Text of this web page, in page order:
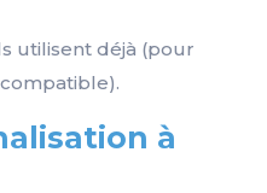
utilisent déjà (pour
à